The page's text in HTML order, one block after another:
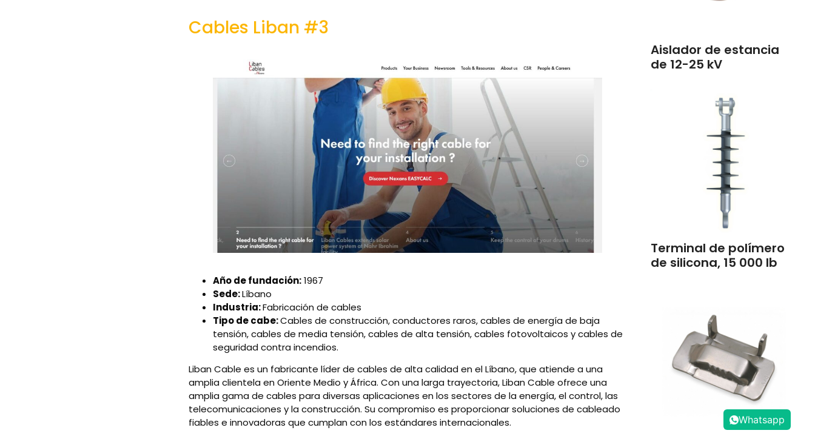
Cables Liban #3
Año de fundación:1967
Sede:Líbano
Industria:Fabricación de cables
Tipo de cabe:Cables de construcción, conductores raros, cables de energía de baja
tensión, cables de media tensión, cables de alta tensión, cables fotovoltaicos y cables de
seguridad contra incendios.
Liban Cable es un fabricante líder de cables de alta calidad en el Líbano, que atiende a una
amplia clientela en Oriente Medio y África. Con una larga trayectoria, Liban Cable ofrece una
amplia gama de cables para diversas aplicaciones en los sectores de la energía, el control, las
telecomunicaciones y la construcción. Su compromiso es proporcionar soluciones de cableado
fiables e innovadoras que cumplan con los estándares internacionales.
Aislador de estancia
de 12-25 kV
Terminal de polímero
de silicona, 15 000 lb
Whatsapp